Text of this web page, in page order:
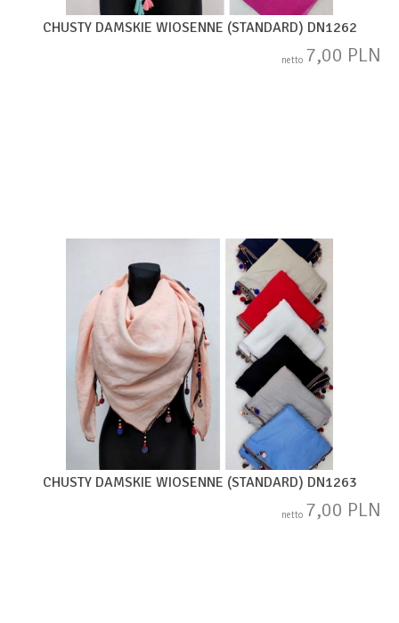
CHUSTY DAMSKIE WIOSENNE (STANDARD) DN1262
netto 7,00 PLN
CHUSTY DAMSKIE WIOSENNE (STANDARD) DN1263
netto 7,00 PLN